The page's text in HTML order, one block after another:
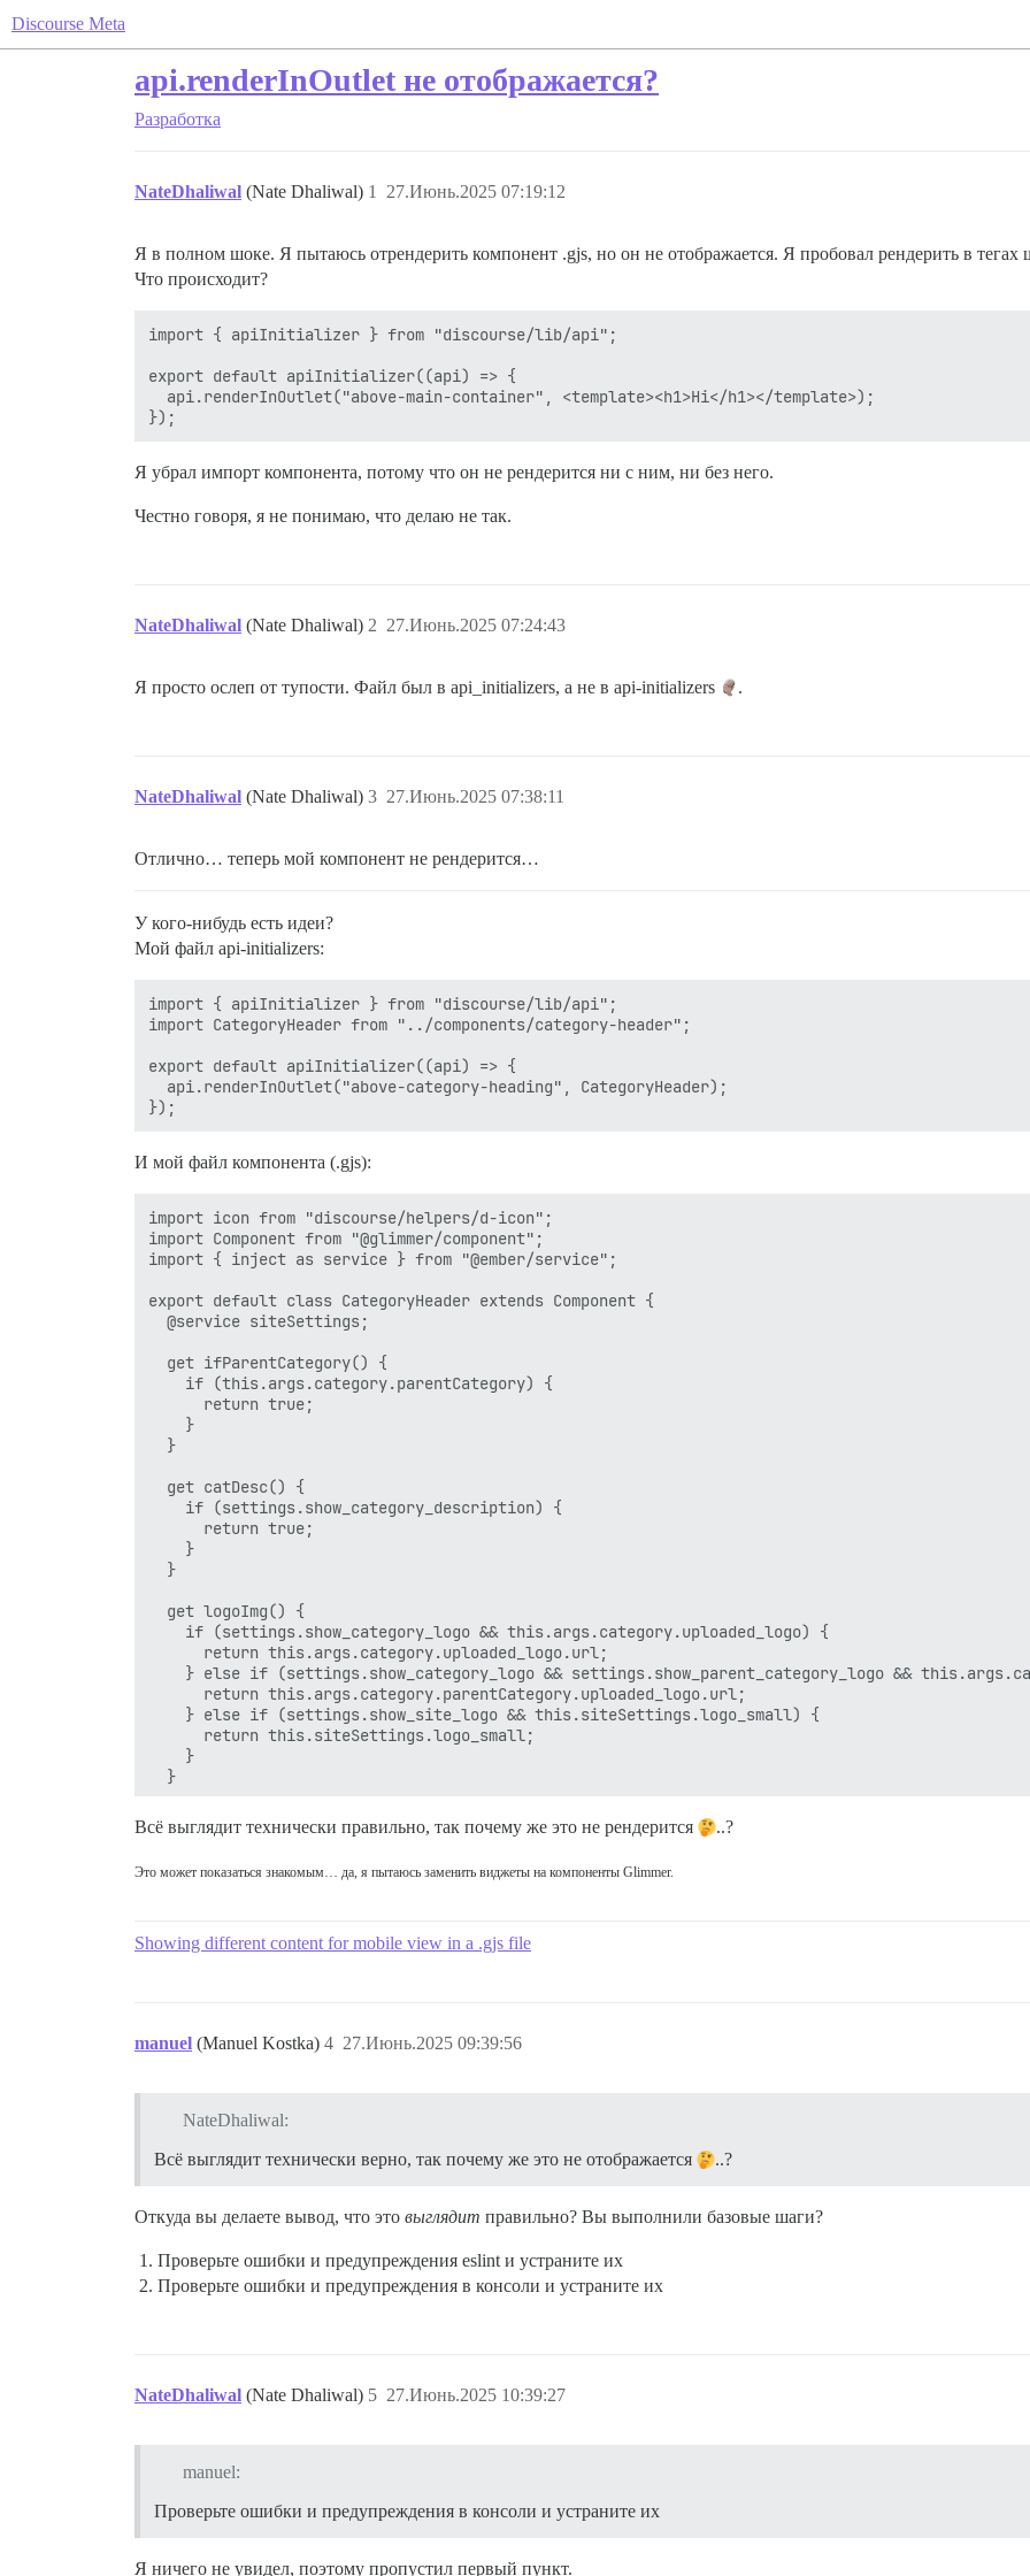
Discourse Meta
api.renderInOutlet не отображается?
Разработка
NateDhaliwal (Nate Dhaliwal) 27.Июнь.2025 07:19:12
1
Я в полном шоке. Я пытаюсь отрендерить компонент .gjs, но он не отображается. Я пробовал рендерить в тегах
Что происходит?
import { apiInitializer } from "discourse/lib/api";
export default apiInitializer((api) => {
  api.renderInOutlet("above-main-container", <template><h1>Hi</h1></template>);
Я убрал импорт компонента, потому что он не рендерится ни с ним, ни без него.
Честно говоря, я не понимаю, что делаю не так.
NateDhaliwal (Nate Dhaliwal) 27.Июнь.2025 07:24:43
2
Я просто ослеп от тупости. Файл был в api_initializers, а не в api-initializers .
NateDhaliwal (Nate Dhaliwal) 27.Июнь.2025 07:38:11
3
Отлично… теперь мой компонент не рендерится…
У кого-нибудь есть идеи?
Мой файл api-initializers:
import { apiInitializer } from "discourse/lib/api";
import CategoryHeader from "../components/category-header";
export default apiInitializer((api) => {
  api.renderInOutlet("above-category-heading", CategoryHeader);
И мой файл компонента (.gjs):
import icon from "discourse/helpers/d-icon";
import Component from "@glimmer/component";
import { inject as service } from "@ember/service";
export default class CategoryHeader extends Component {
  @service siteSettings;
  get ifParentCategory() {
    if (this.args.category.parentCategory) {
      return true;
    }
  }
  get catDesc() {
    if (settings.show_category_description) {
      return true;
    }
  }
  get logoImg() {
    if (settings.show_category_logo && this.args.category.uploaded_logo) {
      return this.args.category.uploaded_logo.url;
} else if (settings.show_category_logo && settings.show_parent_category_logo &&
      return this.args.category.parentCategory.uploaded_logo.url;
    } else if (settings.show_site_logo && this.siteSettings.logo_small) {
      return this.siteSettings.logo_small;
    }
  }
  get ifParentProtected() {
    if (this.args.category.parentCategory && this.args.category.parentCategory.read_restricted) {
    }
  get ifProtected() {
  get showHeader() {
    console.log(this.args.category);
    const hideMobile = !settings.show_mobile && this.site.mobileView;
    const subCat = !settings.show_subcategory_header && this.args.category.parentCategory;
const noDesc = !settings.hide_if_no_category_description &&
    const path = window.location.pathname;
    return (/^\/c\//.test(path)
    );
    let headerStyle = "";
    if (settings.header_style == "box") {
      headerStyle += "border-left: 6px solid #" + this.args.category.color + ";"
    if (settings.header_style == "banner") {
Всё выглядит технически правильно, так почему же это не рендерится ..?
Это может показаться знакомым… да, я пытаюсь заменить виджеты на компоненты Glimmer.
Showing different content for mobile view in a .gjs file
manuel (Manuel Kostka) 27.Июнь.2025 09:39:56
4
NateDhaliwal:
Всё выглядит технически верно, так почему же это не отображается
..?
Откуда вы делаете вывод, что это выглядит правильно? Вы выполнили базовые шаги?
Проверьте ошибки и предупреждения eslint и устраните их
Проверьте ошибки и предупреждения в консоли и устраните их
NateDhaliwal (Nate Dhaliwal) 27.Июнь.2025 10:39:27
5
manuel:
Проверьте ошибки и предупреждения в консоли и устраните их
Я ничего не увидел, поэтому пропустил первый пункт.